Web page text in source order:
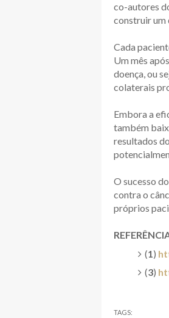
co-autores
construir um
Cada
Um mês
doença, ou
colaterais
Embora a
também
resultados
O sucesso
contra o
próprios
(1)
(3)
TAGS: